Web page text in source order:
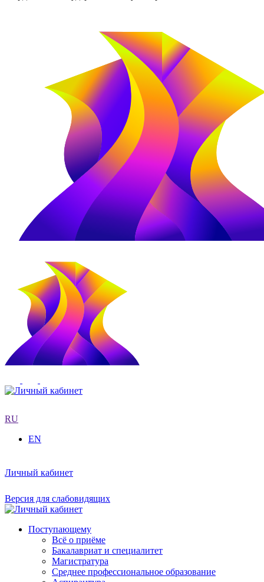
RU
EN
Личный кабинет
Версия для слабовидящих
Поступающему
Всё о приёме
Бакалавриат и специалитет
Магистратура
Среднее профессиональное образование